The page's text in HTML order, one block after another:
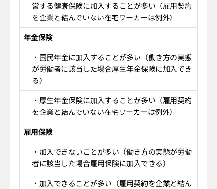
営する健康保険に加入することが多い（雇用契約
を企業と結んでいない在宅ワーカーは例外）
年金保険
・国民年金に加入することが多い（働き方の実態
が労働者に該当した場合厚生年金保険に加入でき
る）
・厚生年金保険に加入することが多い（雇用契約
を企業と結んでいない在宅ワーカーは例外）
雇用保険
・加入できないことが多い（働き方の実態が労働
者に該当した場合雇用保険に加入できる）
・加入できることが多い（雇用契約を企業と結ん